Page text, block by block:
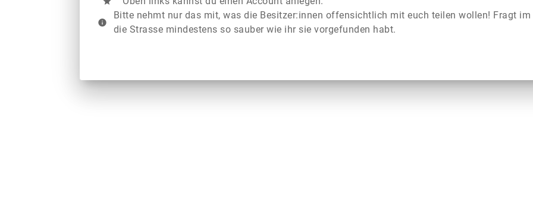
info
Bitte nehmt nur das mit, was die Besitzer:innen offensichtlich mit euch teilen wollen! Fragt
die Strasse mindestens so sauber wie ihr sie vorgefunden habt.